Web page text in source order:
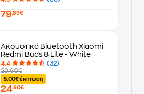
79,89€
Ακουστικά Bluetooth Xiaomi
Redmi Buds 8 Lite - White
4.4
(32)
29.90€
5.00€ έκπτωση
24,90€